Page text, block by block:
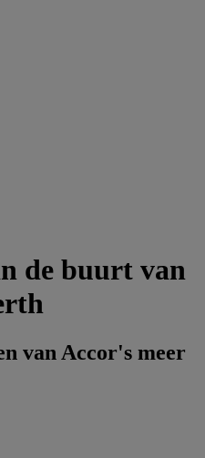
de buurt van
van Accor's meer